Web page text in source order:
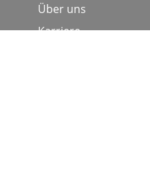
Über uns
Karriere